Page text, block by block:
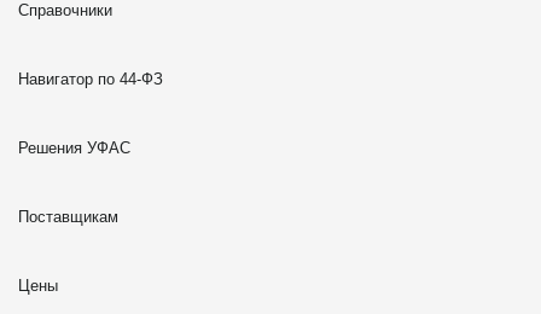
Справочники
Навигатор по 44-ФЗ
Решения УФАС
Поставщикам
Цены